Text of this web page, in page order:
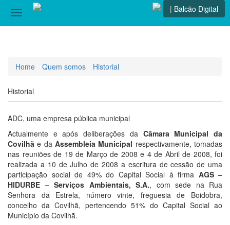
Toggle
navigation
| Balcão Digital
Home Quem somos Historial
Historial
ADC, uma empresa pública municipal
Actualmente e após deliberações da Câmara Municipal da
Covilhã e da Assembleia Municipal respectivamente, tomadas
nas reuniões de 19 de Março de 2008 e 4 de Abril de 2008, foi
realizada a 10 de Julho de 2008 a escritura de cessão de uma
participação social de 49% do Capital Social à firma AGS –
HIDURBE – Serviços Ambientais, S.A., com sede na Rua
Senhora da Estrela, número vinte, freguesia de Boidobra,
concelho da Covilhã, pertencendo 51% do Capital Social ao
Município da Covilhã.